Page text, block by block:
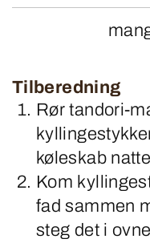
Tilberedning
Rør tandori-
køleskab
Kom
fad sammen
steg det i